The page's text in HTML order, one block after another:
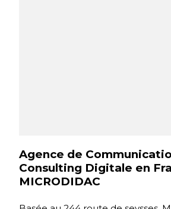
Agence de
Consulting Digitale en
MICRODIDAC